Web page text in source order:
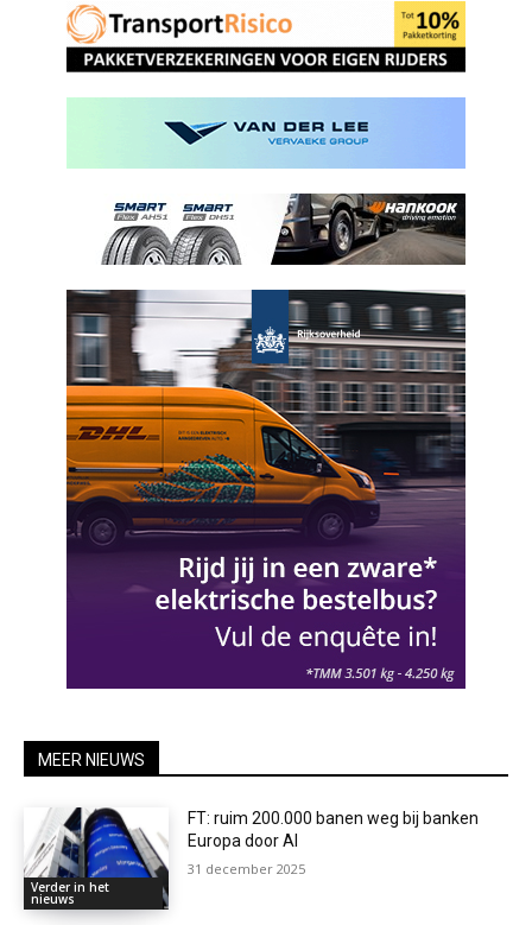
MEER NIEUWS
Verder in het
nieuws
FT: ruim 200.000 banen weg bij banken
Europa door AI
31 december 2025